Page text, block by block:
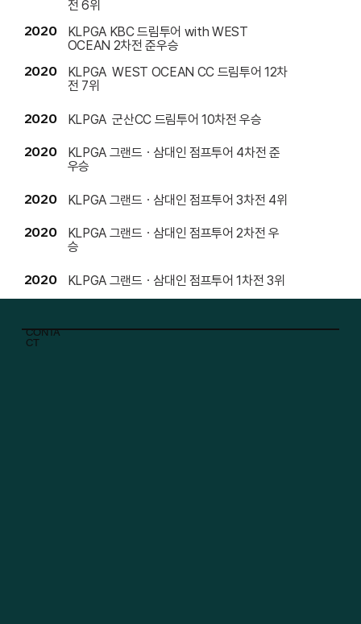
전 6위
2020
KLPGA KBC 드림투어 with WEST
OCEAN 2차전 준우승
2020
KLPGA WEST OCEAN CC 드림투어 12차
전 7위
2020 KLPGA 군산CC 드림투어 10차전 우승
2020
KLPGA 그랜드ㆍ삼대인 점프투어 4차전 준
우승
2020 KLPGA 그랜드ㆍ삼대인 점프투어 3차전 4위
2020
KLPGA 그랜드ㆍ삼대인 점프투어 2차전 우
승
2020 KLPGA 그랜드ㆍ삼대인 점프투어 1차전 3위
CONTA
CT